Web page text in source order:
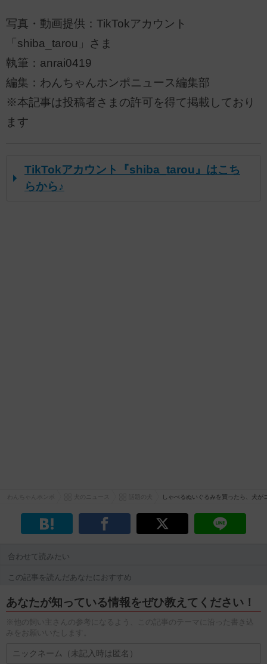
写真・動画提供：TikTokアカウント
「shiba_tarou」さま
執筆：anrai0419
編集：わんちゃんホンポニュース編集部
※本記事は投稿者さまの許可を得て掲載しており
ます
TikTokアカウント『shiba_tarou』はこち
らから♪
しゃべるぬいぐるみを買ったら、犬
合わせて読みたい
この記事を読んだあなたにおすすめ
あなたが知っている情報をぜひ教えてください！
※他の飼い主さんの参考になるよう、この記事のテーマに沿った書き込
みをお願いいたします。